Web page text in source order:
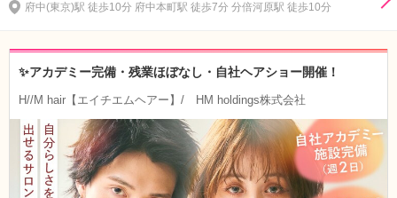
府中(東京)駅 徒歩10分 府中本町駅 徒歩7分 分倍河原駅 徒歩10分
✨アカデミー完備・残業ほぼなし・自社ヘアショー開催！
H//M hair【エイチエムヘアー】/ HM holdings株式会社